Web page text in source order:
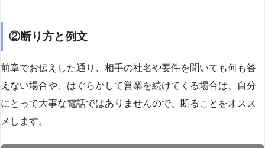
②断り方と例文
前章でお伝えした通り、相手の社名や要件を聞いても何も答
えない場合や、はぐらかして営業を続けてくる場合は、自分
にとって大事な電話ではありませんので、断ることをオスス
メします。